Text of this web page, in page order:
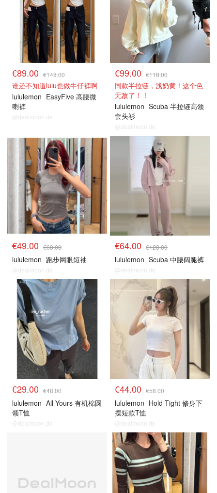
€89.00 €148.00
谁还不知道lulu也做牛仔裤啊
lululemon EasyFive 高腰微
喇裤
@dealmoon.de
€99.00 €118.00
同款半拉链，浅奶黄！这个色
无敌了！！
lululemon Scuba 半拉链高领
套头衫
@dealmoon.de
€49.00 €68.00
lululemon 跑步网眼短袖
@dealmoon.de
€64.00 €128.00
lululemon Scuba 中腰阔腿裤
@dealmoon.de
€29.00 €48.00
lululemon All Yours 有机棉圆
领T恤
@dealmoon.de
€44.00 €58.00
lululemon Hold Tight 修身下
摆短款T恤
@dealmoon.de